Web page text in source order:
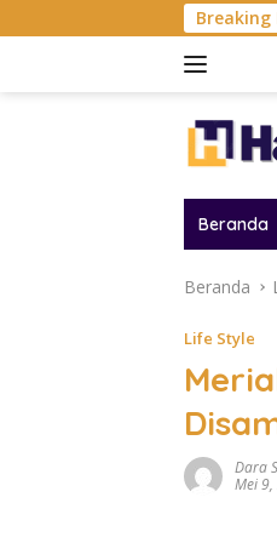
ke
Breaking
Hadiah Liga Tembus Rp15,5
Beranda
Beranda
Life Style
Dara
Mei